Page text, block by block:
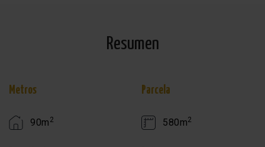
Resumen
Metros
90m 2
Parcela
580m2